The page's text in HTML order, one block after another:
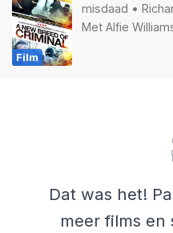
Film
misdaad •
Met Alfie
Dat was het!
meer films en